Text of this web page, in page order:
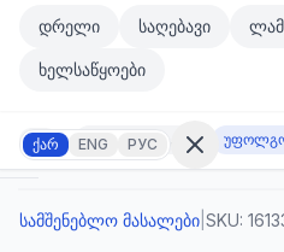
მთავარ კონტენტზე გადასვლა
მთავარ კონტენტზე გადასვლა
დრელი საღებავი
ხელსაწყოები
ქარ ENG РУС
შესვლა
სამშენებლო მასალები
სამშენებლო მასალები SKU: